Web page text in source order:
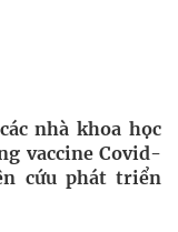
nhà khoa học
vaccine Covid-
cứu phát triển